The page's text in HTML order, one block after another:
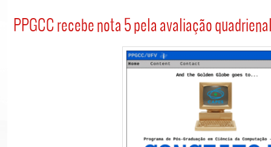
PPGCC recebe nota 5 pela avaliação